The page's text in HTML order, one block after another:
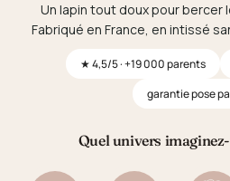
Un lapin tout doux pour bercer
Fabriqué en France, en intissé
★ 4,5/5 · +19 000 parents
garantie pose
Quel univers